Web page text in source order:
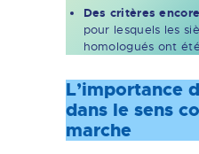
Des critères
pour lesquels les
homologués ont
L’importance
dans le sens
marche